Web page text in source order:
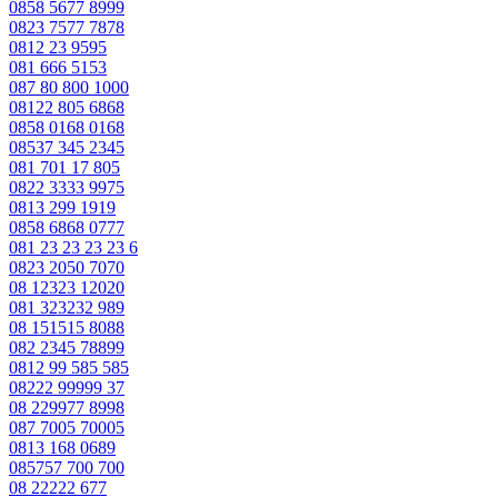
0858 5677 8999
0823 7577 7878
0812 23 9595
081 666 5153
087 80 800 1000
08122 805 6868
0858 0168 0168
08537 345 2345
081 701 17 805
0822 3333 9975
0813 299 1919
0858 6868 0777
081 23 23 23 23 6
0823 2050 7070
08 12323 12020
081 323232 989
08 151515 8088
082 2345 78899
0812 99 585 585
08222 99999 37
08 229977 8998
087 7005 70005
0813 168 0689
085757 700 700
08 22222 677